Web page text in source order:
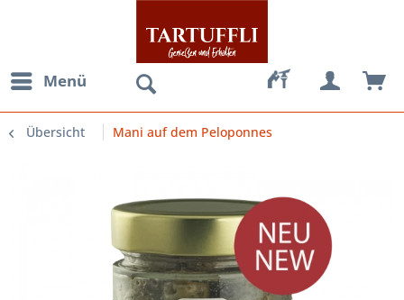
Menü
Übersicht Mani auf dem Peloponnes